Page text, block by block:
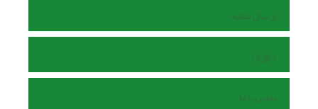
ارسال مقاله
داوران
تماس با ما